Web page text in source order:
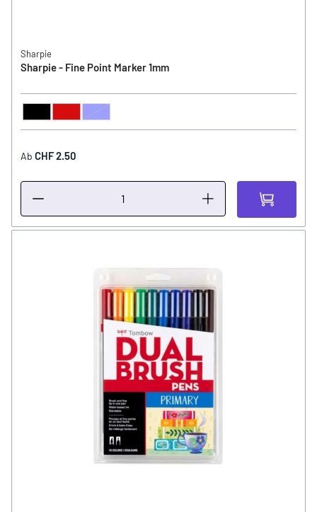
Sharpie
Sharpie - Fine Point Marker 1mm
FARBE Blau
Ab CHF 2.50